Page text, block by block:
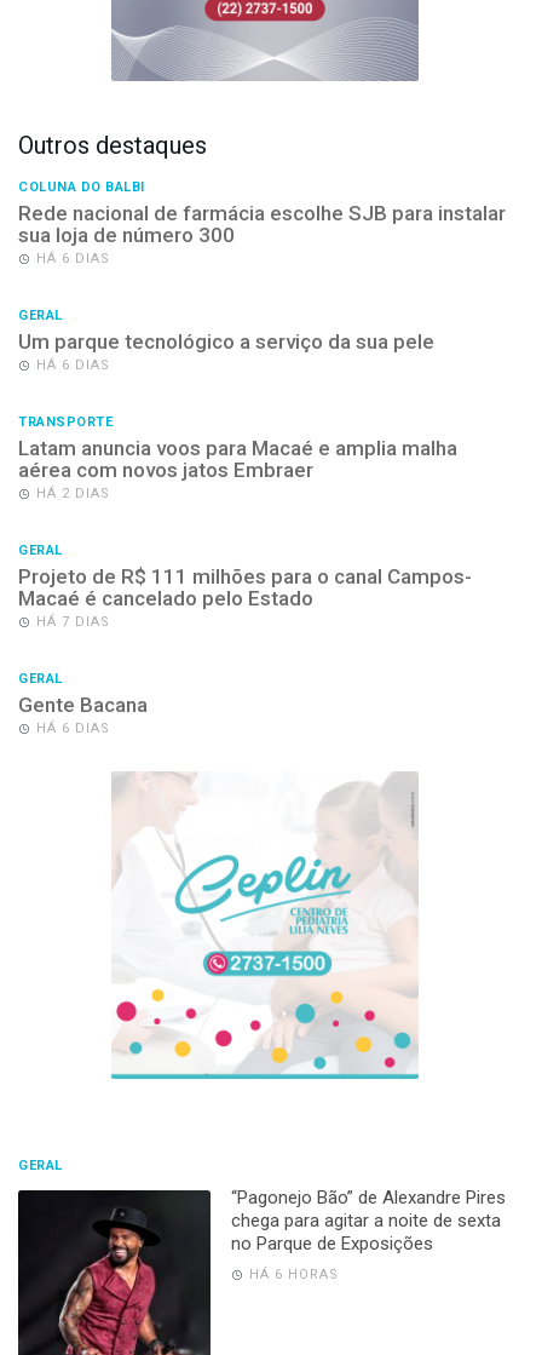
Outros destaques
COLUNA DO BALBI
Rede nacional de farmácia escolhe SJB para instalar
sua loja de número 300
HÁ 6 DIAS
GERAL
Um parque tecnológico a serviço da sua pele
HÁ 6 DIAS
TRANSPORTE
Latam anuncia voos para Macaé e amplia malha
aérea com novos jatos Embraer
HÁ 2 DIAS
GERAL
Projeto de R$ 111 milhões para o canal Campos-
Macaé é cancelado pelo Estado
HÁ 7 DIAS
GERAL
Gente Bacana
HÁ 6 DIAS
GERAL
“Pagonejo Bão” de Alexandre Pires
chega para agitar a noite de sexta
no Parque de Exposições
HÁ 6 HORAS